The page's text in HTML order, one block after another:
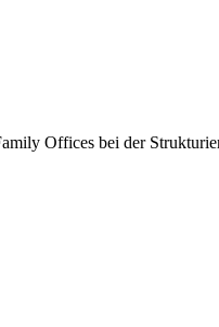
Offices bei der